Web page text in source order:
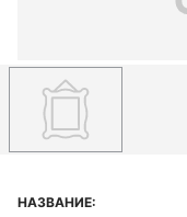
НАЗВАНИЕ: